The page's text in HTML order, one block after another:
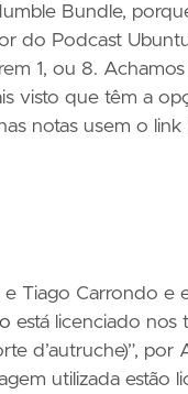
Bundle,
do Podcast
1, ou 8.
visto que têm a
notas usem o link
Tiago Carrondo e
está licenciado nos
d’autruche)”,
utilizada estão